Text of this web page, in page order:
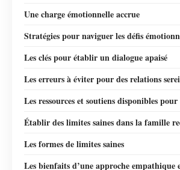
Une charge émotionnelle accrue
Stratégies pour naviguer les défis
Les clés pour établir un dialogue apaisé
Les erreurs à éviter pour des relations
Les ressources et soutiens disponibles pour
Établir des limites saines dans la famille
Les formes de limites saines
Les bienfaits d’une approche empathique